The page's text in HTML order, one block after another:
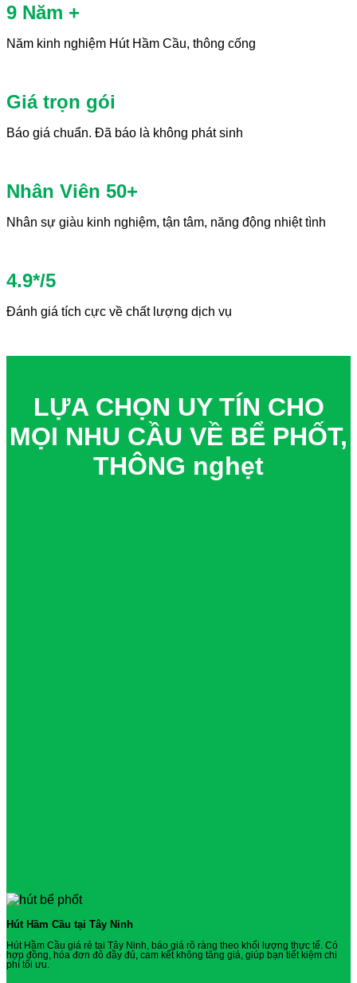
9 Năm +
Năm kinh nghiệm Hút Hầm Cầu, thông cống
Giá trọn gói
Báo giá chuẩn. Đã báo là không phát sinh
Nhân Viên 50+
Nhân sự giàu kinh nghiệm, tận tâm, năng động nhiệt tình
4.9*/5
Đánh giá tích cực về chất lượng dịch vụ
LỰA CHỌN UY TÍN CHO
MỌI NHU CẦU VỀ BỂ PHỐT,
THÔNG nghẹt
Hút Hầm Cầu tại Tây Ninh
Hút Hầm Cầu giá rẻ tại Tây Ninh, báo giá rõ ràng theo khối lượng thực tế. Có
hợp đồng, hóa đơn đỏ đầy đủ, cam kết không tăng giá, giúp bạn tiết kiệm chi
phí tối ưu.